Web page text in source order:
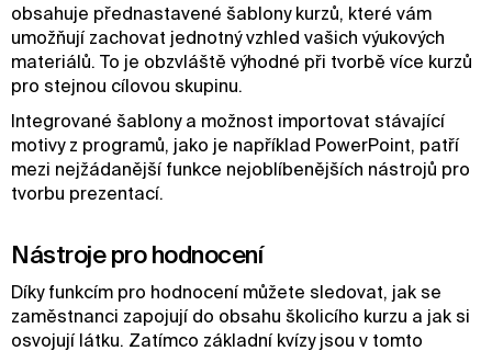
obsahuje přednastavené šablony kurzů, které vám
umožňují zachovat jednotný vzhled vašich výukových
materiálů. To je obzvláště výhodné při tvorbě více kurzů
pro stejnou cílovou skupinu.
Integrované šablony a možnost importovat stávající
motivy z programů, jako je například PowerPoint, patří
mezi nejžádanější funkce nejoblíbenějších nástrojů pro
tvorbu prezentací.
Nástroje pro hodnocení
Díky funkcím pro hodnocení můžete sledovat, jak se
zaměstnanci zapojují do obsahu školicího kurzu a jak si
osvojují látku. Zatímco základní kvízy jsou v tomto